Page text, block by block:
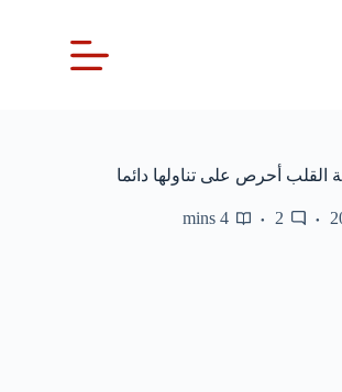
القلب أحرص على تناولها دائما
2
4 mins